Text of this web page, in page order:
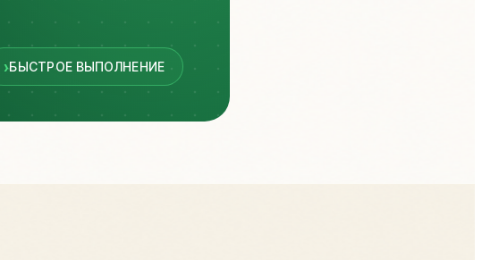
БЫСТРОЕ ВЫПОЛНЕНИЕ